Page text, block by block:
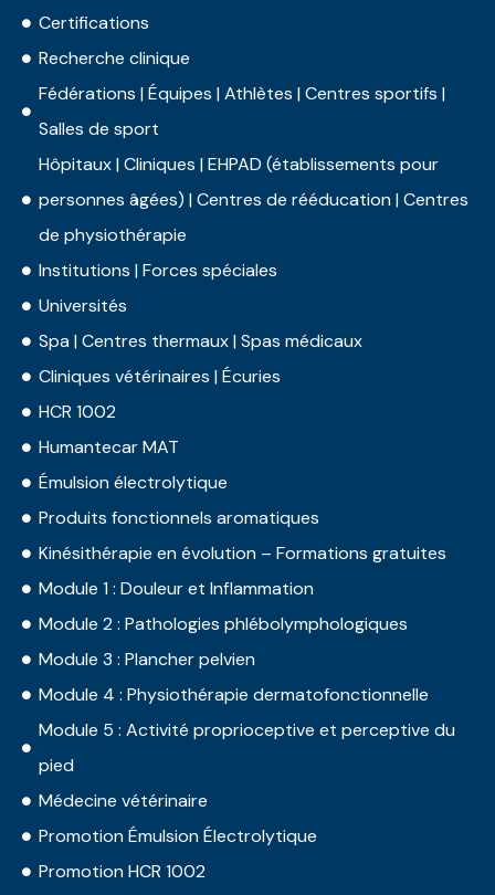
Certifications
Recherche clinique
Fédérations | Équipes | Athlètes | Centres sportifs |
Salles de sport
Hôpitaux | Cliniques | EHPAD (établissements pour
personnes âgées) | Centres de rééducation | Centres
de physiothérapie
Institutions | Forces spéciales
Universités
Spa | Centres thermaux | Spas médicaux
Cliniques vétérinaires | Écuries
HCR 1002
Humantecar MAT
Émulsion électrolytique
Produits fonctionnels aromatiques
Kinésithérapie en évolution – Formations gratuites
Module 1 : Douleur et Inflammation
Module 2 : Pathologies phlébolymphologiques
Module 3 : Plancher pelvien
Module 4 : Physiothérapie dermatofonctionnelle
Module 5 : Activité proprioceptive et perceptive du
pied
Médecine vétérinaire
Promotion Émulsion Électrolytique
Promotion HCR 1002